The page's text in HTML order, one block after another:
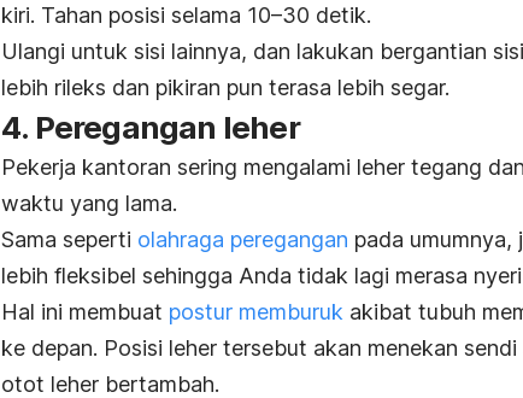
kiri. Tahan posisi selama 10–30 detik.
Ulangi untuk sisi lainnya, dan lakukan bergantian
lebih rileks dan pikiran pun terasa lebih segar.
4. Peregangan leher
Pekerja kantoran sering mengalami leher tegang
waktu yang lama.
Sama seperti olahraga peregangan pada umumnya,
lebih fleksibel sehingga Anda tidak lagi merasa
Hal ini membuat postur memburuk akibat tubuh
ke depan. Posisi leher tersebut akan menekan
otot leher bertambah.